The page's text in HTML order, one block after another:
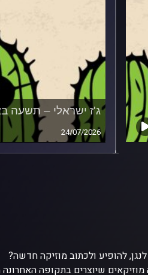
ג'ז ישראלי – תשעה
24/07/2026
להופיע ולכתוב מוזיקה חדשה?
שיוצרים בתקופה האחרונה